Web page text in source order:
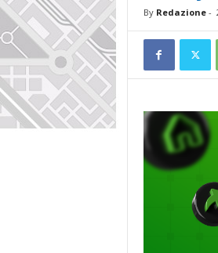
By Redazione-